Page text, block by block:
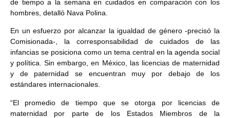
de tiempo a la semana en cuidados en comparación con los
hombres, detalló Nava Polina.
En un esfuerzo por alcanzar la igualdad de género -precisó la
Comisionada-, la corresponsabilidad de cuidados de las
infancias se posiciona como un tema central en la agenda social
y política. Sin embargo, en México, las licencias de maternidad
y de paternidad se encuentran muy por debajo de los
estándares internacionales.
“El promedio de tiempo que se otorga por licencias de
maternidad por parte de los Estados Miembros de la